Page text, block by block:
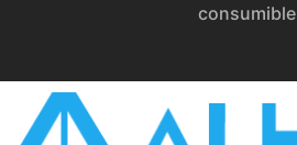
consumible